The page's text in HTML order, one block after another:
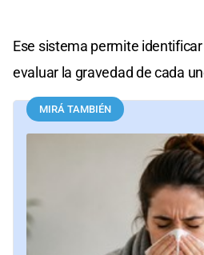
Ese sistema permite
evaluar la gravedad de cada
MIRÁ TAMBIÉN